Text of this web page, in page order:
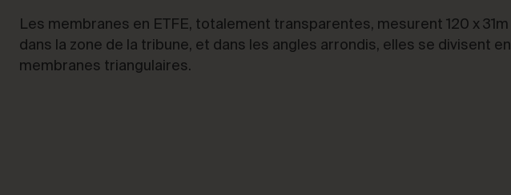
Les membranes en ETFE, totalement transparentes, mesurent 120 x 31m
dans la zone de la tribune, et dans les angles arrondis, elles se divisent en
membranes triangulaires.